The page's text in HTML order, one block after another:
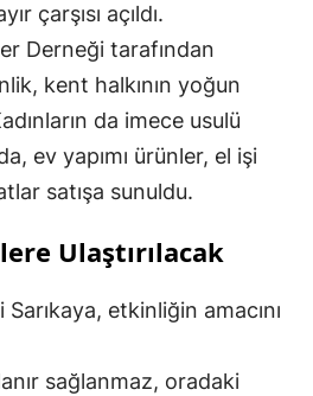
çarşısı açıldı.
Derneği tarafından
kent halkının yoğun
da imece usulü
ev yapımı ürünler, el işi
satışa sunuldu.
Ulaştırılacak
etkinliğin amacını
sağlanmaz, oradaki